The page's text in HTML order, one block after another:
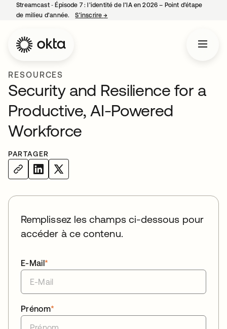
Streamcast ‑ Épisode 7 : l’identité de l’IA en 2026 – Point d’étape
de milieu d’année.
S’inscrire→
RESOURCES
Security and Resilience for a
Productive, AI-Powered
Workforce
PARTAGER
Remplissez les champs ci-dessous pour
accéder à ce contenu.
*
E-Mail
*
Prénom